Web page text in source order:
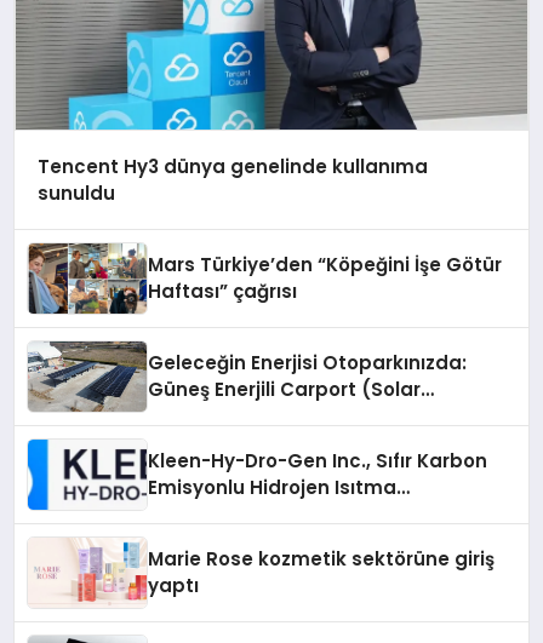
Tencent Hy3 dünya genelinde kullanıma
sunuldu
Mars Türkiye’den “Köpeğini İşe Götür
Haftası” çağrısı
Geleceğin Enerjisi Otoparkınızda:
Güneş Enerjili Carport (Solar
Kleen-Hy-Dro-Gen Inc., Sıfır Karbon
Emisyonlu Hidrojen Isıtma
Marie Rose kozmetik sektörüne giriş
yaptı